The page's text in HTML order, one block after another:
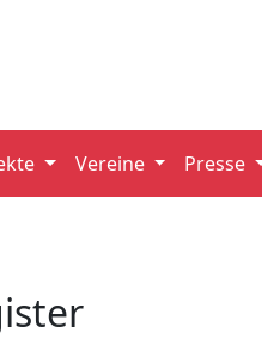
Vereine Presse